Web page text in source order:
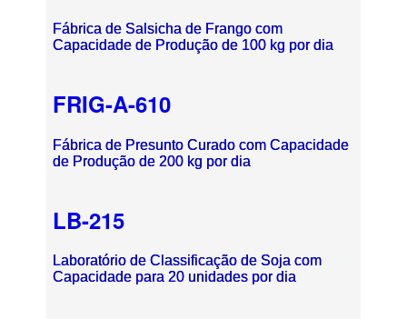
Fábrica de Salsicha de Frango com
Capacidade de Produção de 100 kg por dia
FRIG-A-610
Fábrica de Presunto Curado com Capacidade
de Produção de 200 kg por dia
LB-215
Laboratório de Classificação de Soja com
Capacidade para 20 unidades por dia